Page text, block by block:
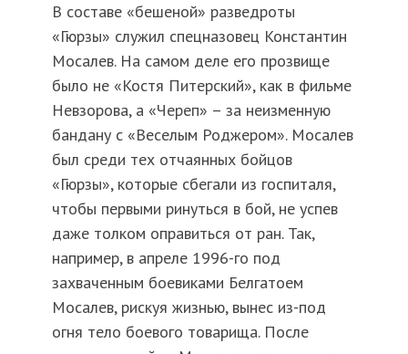
В составе «бешеной» разведроты
«Гюрзы» служил спецназовец Константин
Мосалев. На самом деле его прозвище
было не «Костя Питерский», как в фильме
Невзорова, а «Череп» – за неизменную
бандану с «Веселым Роджером». Мосалев
был среди тех отчаянных бойцов
«Гюрзы», которые сбегали из госпиталя,
чтобы первыми ринуться в бой, не успев
даже толком оправиться от ран. Так,
например, в апреле 1996-го под
захваченным боевиками Белгатоем
Мосалев, рискуя жизнью, вынес из-под
огня тело боевого товарища. После